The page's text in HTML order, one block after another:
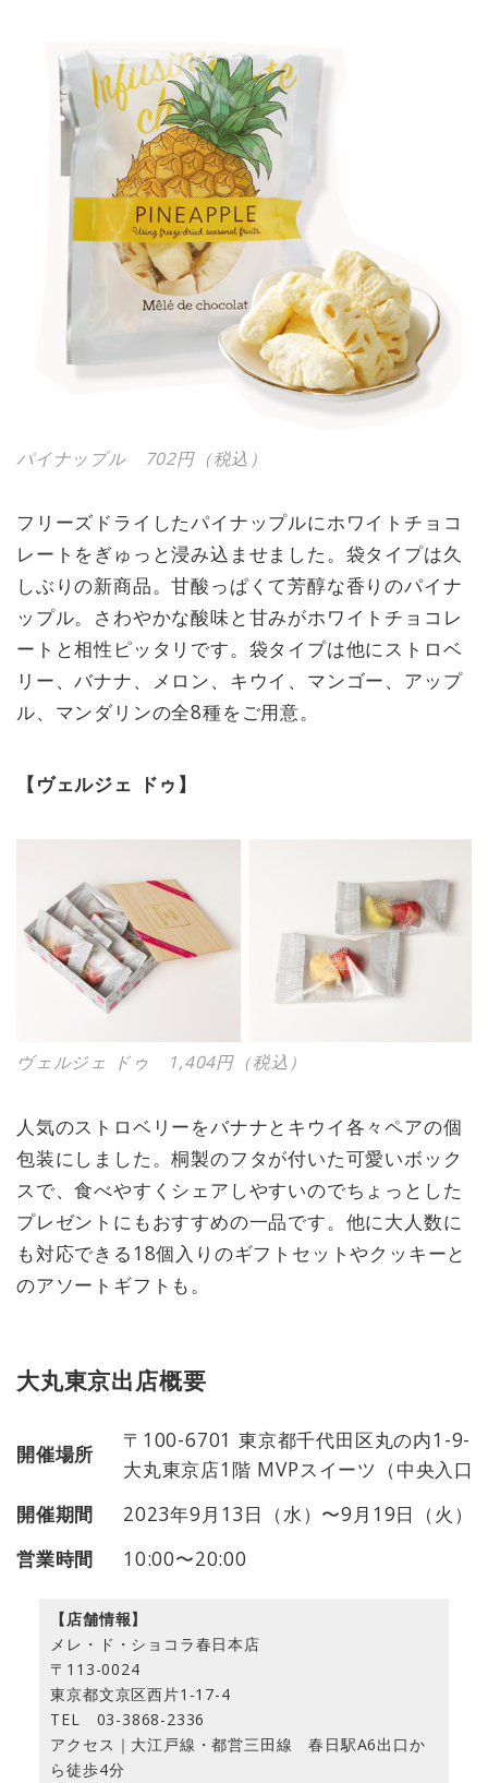
パイナップル 702円（税込）
フリーズドライしたパイナップルにホワイトチョコ
レートをぎゅっと浸み込ませました。袋タイプは久
しぶりの新商品。甘酸っぱくて芳醇な香りのパイナ
ップル。さわやかな酸味と甘みがホワイトチョコレ
ートと相性ピッタリです。袋タイプは他にストロベ
リー、バナナ、メロン、キウイ、マンゴー、アップ
ル、マンダリンの全8種をご用意。
【ヴェルジェ ドゥ】
ヴェルジェ ドゥ 1,404円（税込）
人気のストロベリーをバナナとキウイ各々ペアの個
包装にしました。桐製のフタが付いた可愛いボック
スで、食べやすくシェアしやすいのでちょっとした
プレゼントにもおすすめの一品です。他に大人数に
も対応できる18個入りのギフトセットやクッキーと
のアソートギフトも。
大丸東京出店概要
開催場所
〒100-6701 東京都千代田区丸の内
大丸東京店1階 MVPスイーツ（中央入口
開催期間
2023年9月13日（水）〜9月19日（火）
営業時間
10:00〜20:00
【店舗情報】
メレ・ド・ショコラ春日本店
〒113-0024
東京都文京区西片1-17-4
TEL 03-3868-2336
アクセス｜大江戸線・都営三田線 春日駅A6出口か
ら徒歩4分